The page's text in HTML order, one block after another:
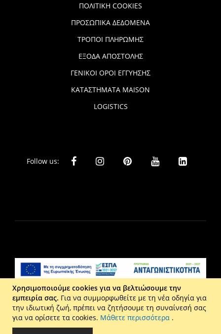
ΠΟΛΙΤΙΚΗ COOKIES
ΠΡΟΣΩΠΙΚΑ ΔΕΔΟΜΕΝΑ
ΤΡΟΠΟΙ ΠΛΗΡΩΜΗΣ
ΕΞΟΔΑ ΑΠΟΣΤΟΛΗΣ
ΓΕΝΙΚΟΙ ΟΡΟΙ ΕΓΓΥΗΣΗΣ
ΚΑΤΑΣΤΗΜΑΤΑ MAISON
LOGISTICS
Follow us:
Liberta Ε.Π.Ε. - Τ: 2610 201 800 - Ε: eshop@maison.gr -
Γ.Ε.ΜΗ : 036110316000
Copyright © 2026 Maison. All rights reserved.
Χρησιμοποιούμε cookies για να βελτιώσουμε την
εμπειρία σας. Για να συμμορφωθείτε με τη νέα οδηγία για
την ιδιωτική ζωή, πρέπει να ζητήσουμε τη συναίνεσή σας
για να ορίσετε τα cookies. Μάθετε περισσότερα .